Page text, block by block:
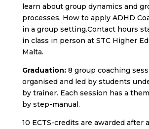
learn about group dynamics and
processes. How to apply ADHD
in a group setting.Contact hours
in class in person at STC Higher E
Malta.
Graduation: 8 group coaching
organised and led by students
by trainer. Each session has a
by step-manual.
10 ECTS-credits are awarded after